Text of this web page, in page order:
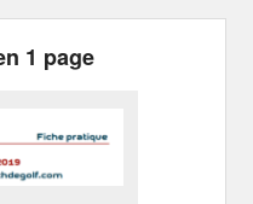
1 page